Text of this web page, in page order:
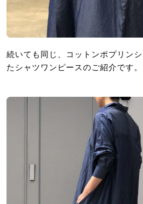
続いても同じ、コットンポプリン
たシャツワンピースのご紹介です。